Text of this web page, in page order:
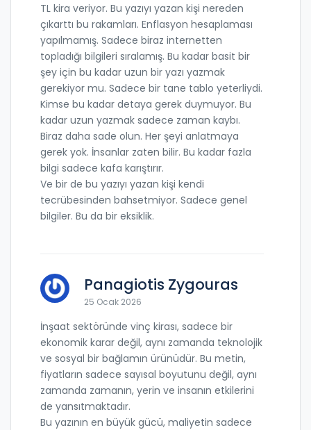
TL kira veriyor. Bu yazıyı yazan kişi nereden
çıkarttı bu rakamları. Enflasyon hesaplaması
yapılmamış. Sadece biraz internetten
topladığı bilgileri sıralamış. Bu kadar basit bir
şey için bu kadar uzun bir yazı yazmak
gerekiyor mu. Sadece bir tane tablo yeterliydi.
Kimse bu kadar detaya gerek duymuyor. Bu
kadar uzun yazmak sadece zaman kaybı.
Biraz daha sade olun. Her şeyi anlatmaya
gerek yok. İnsanlar zaten bilir. Bu kadar fazla
bilgi sadece kafa karıştırır.
Ve bir de bu yazıyı yazan kişi kendi
tecrübesinden bahsetmiyor. Sadece genel
bilgiler. Bu da bir eksiklik.
Panagiotis Zygouras
25 Ocak 2026
İnşaat sektöründe vinç kirası, sadece bir
ekonomik karar değil, aynı zamanda teknolojik
ve sosyal bir bağlamın ürünüdür. Bu metin,
fiyatların sadece sayısal boyutunu değil, aynı
zamanda zamanın, yerin ve insanın etkilerini
de yansıtmaktadır.
Bu yazının en büyük gücü, maliyetin sadece